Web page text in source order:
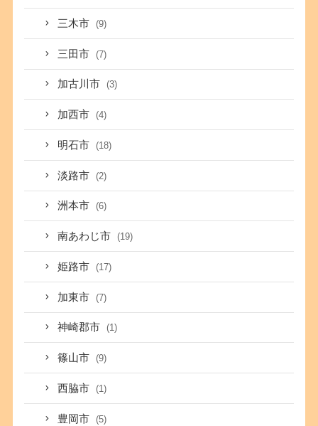
三木市 (9)
三田市 (7)
加古川市 (3)
加西市 (4)
明石市 (18)
淡路市 (2)
洲本市 (6)
南あわじ市 (19)
姫路市 (17)
加東市 (7)
神崎郡市 (1)
篠山市 (9)
西脇市 (1)
豊岡市 (5)